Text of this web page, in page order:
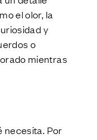
el olor, la
y
o
mientras
necesita. Por